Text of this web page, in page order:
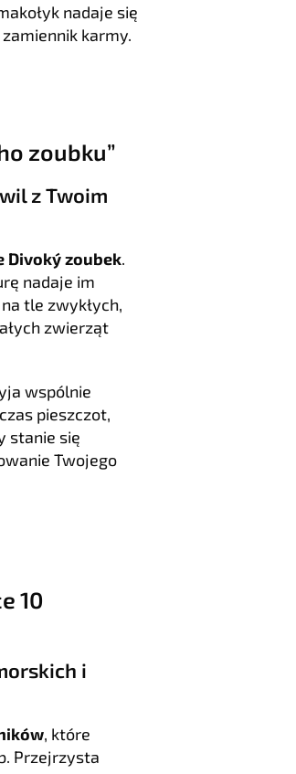
nadaje się
zamiennik karmy.
zoubku”
z Twoim
Divoký zoubek.
nadaje im
tle zwykłych,
zwierząt
wspólnie
pieszczot,
stanie się
Twojego
10
i
, które
Przejrzysta